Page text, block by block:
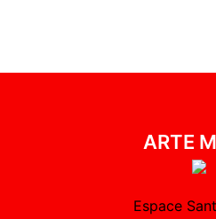
ARTE
Espace